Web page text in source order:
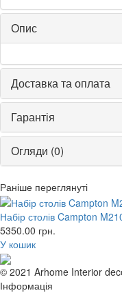
Опис
Доставка та оплата
Гарантія
Огляди (0)
Раніше переглянуті
Набір столів Campton
5350.00 грн.
У кошик
© 2021 Arhome Interior
Інформація